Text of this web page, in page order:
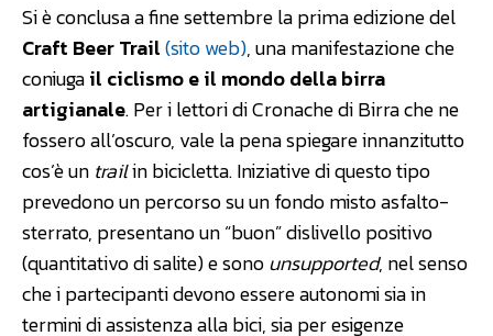
Si è conclusa a fine settembre la prima edizione del
Craft Beer Trail(sito web), una manifestazione che
coniugail ciclismo e il mondo della birra
artigianale. Per i lettori di Cronache di Birra che ne
fossero all’oscuro, vale la pena spiegare innanzitutto
cos’è un trailin bicicletta. Iniziative di questo tipo
prevedono un percorso su un fondo misto asfalto-
sterrato, presentano un “buon” dislivello positivo
(quantitativo di salite) e sonounsupported, nel senso
che i partecipanti devono essere autonomi sia in
termini di assistenza alla bici, sia per esigenze